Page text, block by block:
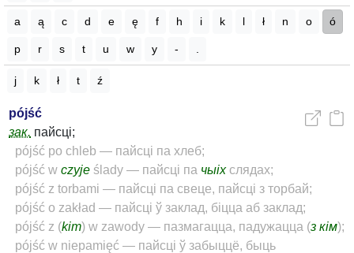
a ą c d e ę f h i k l ł n o ó
p r s t u w y -
j k ł t ź
pójść
зак. пайсці;
pójść po chleb — пайсці па хлеб;
pójść w czyje ślady — пайсці па чыіхслядах;
pójść z torbami — пайсці па свеце, пайсці з торбай;
pójść o zakład — пайсці ў заклад, біцца аб заклад;
pójść z (kim) w zawody — пазмагацца, падужацца (з кім);
pójść w niepamięć — пайсці ў забыццё, быць